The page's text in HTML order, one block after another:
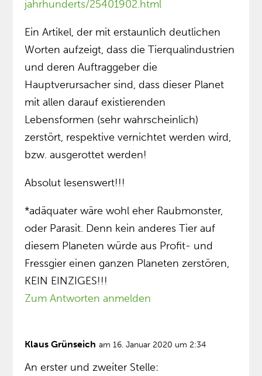
jahrhunderts/25401902.html
Ein Artikel, der mit erstaunlich deutlichen
Worten aufzeigt, dass die Tierqualindustrien
und deren Auftraggeber die
Hauptverursacher sind, dass dieser Planet
mit allen darauf existierenden
Lebensformen (sehr wahrscheinlich)
zerstört, respektive vernichtet werden wird,
bzw. ausgerottet werden!
Absolut lesenswert!!!
*adäquater wäre wohl eher Raubmonster,
oder Parasit. Denn kein anderes Tier auf
diesem Planeten würde aus Profit- und
Fressgier einen ganzen Planeten zerstören,
KEIN EINZIGES!!!
Zum Antworten anmelden
Klaus Grünseich am 16. Januar 2020 um 2:34
An erster und zweiter Stelle: